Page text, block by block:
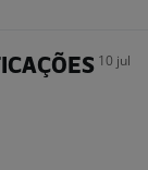
10 jul